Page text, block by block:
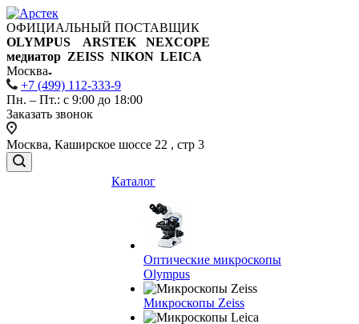
ОФИЦИАЛЬНЫЙ ПОСТАВЩИК
OLYMPUS ARSTEK NEXCOPE
медиатор ZEISS NIKON LEICA
Москва
+7 (499) 112-333-9
Пн. – Пт.: с 9:00 до 18:00
Заказать звонок
Москва, Каширское шоссе 22 , стр 3
Каталог
Оптические микроскопы
Olympus
Микроскопы Zeiss